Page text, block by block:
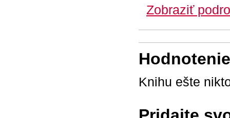
Zobraziť
Knihu ešte